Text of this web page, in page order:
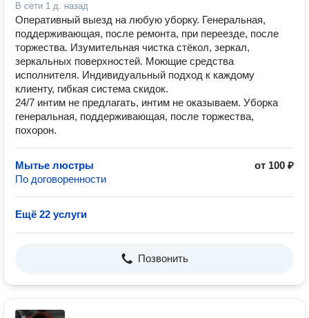
В сети 1 д. назад
Оперативный выезд на любую уборку. Генеральная,
поддерживающая, после ремонта, при переезде, после
торжества. Изумительная чистка стёкол, зеркал,
зеркальных поверхностей. Моющие средства
исполнителя. Индивидуальный подход к каждому
клиенту, гибкая система скидок.
24/7 интим не предлагать, интим не оказываем. Уборка
генеральная, поддерживающая, после торжества,
похорон.
Мытье люстры
от 100 ₽
По договоренности
Ещё 22 услуги
Позвонить